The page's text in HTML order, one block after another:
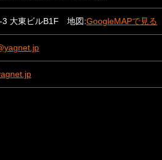
3 大東ビルB1F 地図:GoogleMAPで見る